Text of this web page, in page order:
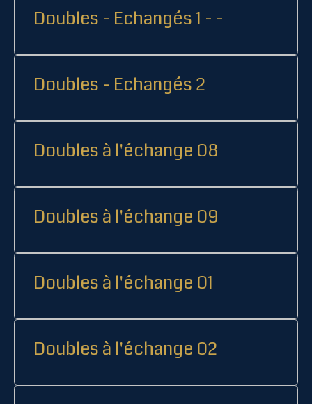
Doubles - Echangés 1 - -
Doubles - Echangés 2
Doubles à l'échange 08
Doubles à l'échange 09
Doubles à l'échange 01
Doubles à l'échange 02